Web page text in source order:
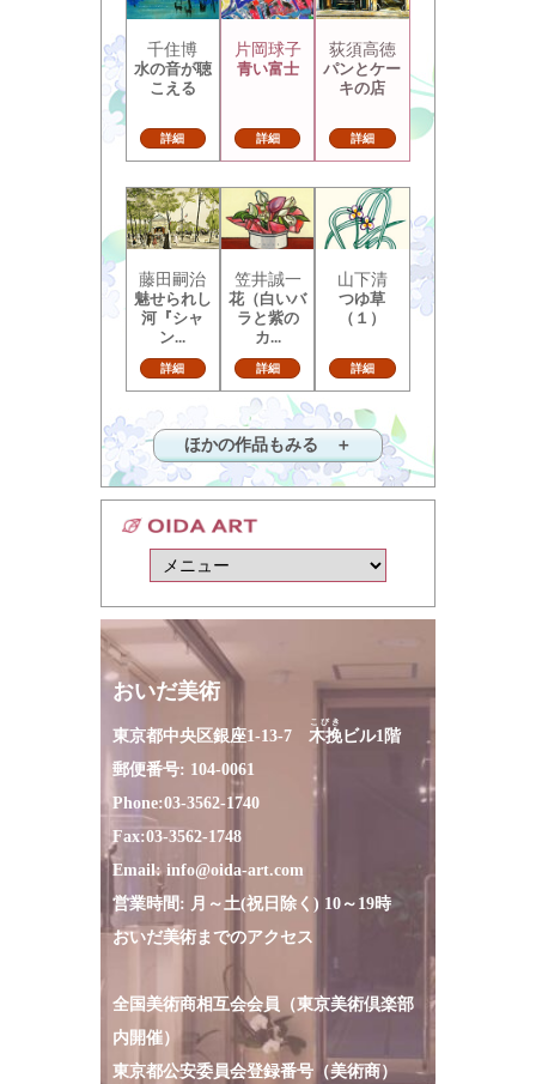
千住博
水の音が聴
こえる
詳細
片岡球子
青い富士
詳細
荻須高徳
パンとケー
キの店
詳細
藤田嗣治
魅せられし
河『シャ
ン...
詳細
笠井誠一
花（白いバ
ラと紫の
カ...
詳細
山下清
つゆ草
（１）
詳細
ほかの作品もみる ＋
おいだ美術
東京都中央区銀座1-13-7 木挽
こびき
ビル1階
郵便番号: 104-0061
Phone:03-3562-1740
Fax:03-3562-1748
Email:info@oida-art.com
営業時間: 月～土(祝日除く) 10～19時
おいだ美術までのアクセス
全国美術商相互会会員（東京美術倶楽部
内開催）
東京都公安委員会登録番号（美術商）